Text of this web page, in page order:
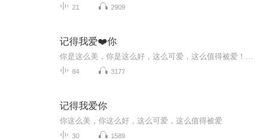
21 2909
记得我爱❤️你
84 3177
记得我爱你
你这么美，你这么好，这么可爱，这么值得被爱
30 1589